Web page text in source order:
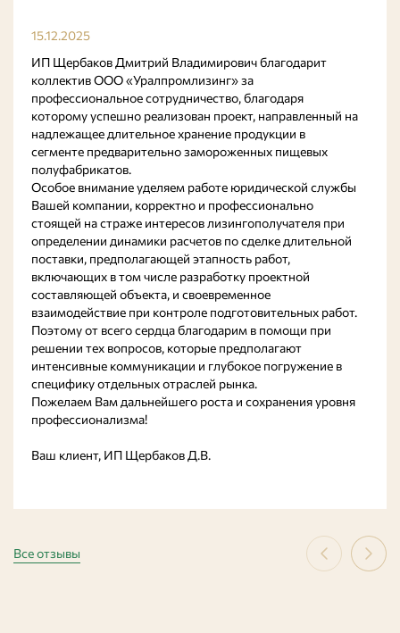
15.12.2025
ИП Щербаков Дмитрий Владимирович благодарит
коллектив ООО «Уралпромлизинг» за
профессиональное сотрудничество, благодаря
которому успешно реализован проект, направленный на
надлежащее длительное хранение продукции в
сегменте предварительно замороженных пищевых
полуфабрикатов.
Особое внимание уделяем работе юридической службы
Вашей компании, корректно и профессионально
стоящей на страже интересов лизингополучателя при
определении динамики расчетов по сделке длительной
поставки, предполагающей этапность работ,
включающих в том числе разработку проектной
составляющей объекта, и своевременное
взаимодействие при контроле подготовительных работ.
Поэтому от всего сердца благодарим в помощи при
решении тех вопросов, которые предполагают
интенсивные коммуникации и глубокое погружение в
специфику отдельных отраслей рынка.
Пожелаем Вам дальнейшего роста и сохранения уровня
профессионализма!
Ваш клиент, ИП Щербаков Д.В.
Все отзывы